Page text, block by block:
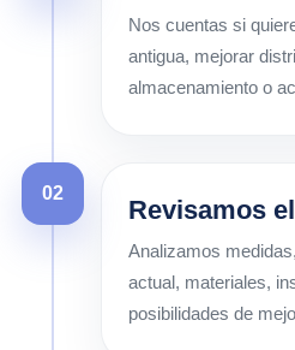
Nos cuentas si
antigua, mejorar
almacenamiento o
02
Revisamos
Analizamos
actual, materiales,
posibilidades de